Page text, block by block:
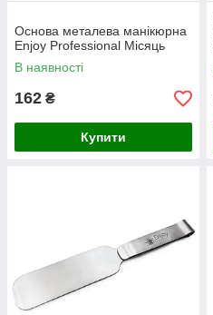
Основа металева манікюрна
Enjoy Professional Місяць
В наявності
162 ₴
Купити